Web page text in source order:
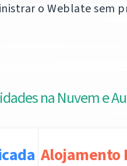
o Weblate sem
na Nuvem e
Alojamento